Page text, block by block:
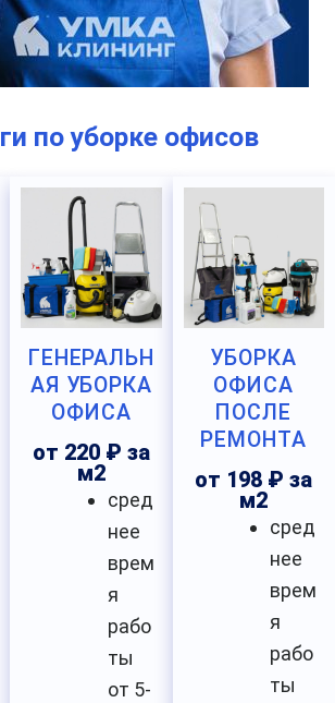
по уборке офисов
ГЕНЕРАЛЬН
АЯ УБОРКА
ОФИСА
от 220 ₽ за
м2
сред
нее
врем
я
рабо
ты
от 5-
УБОРКА
ОФИСА
ПОСЛЕ
РЕМОНТА
от 198 ₽ за
м2
сред
нее
врем
я
рабо
ты